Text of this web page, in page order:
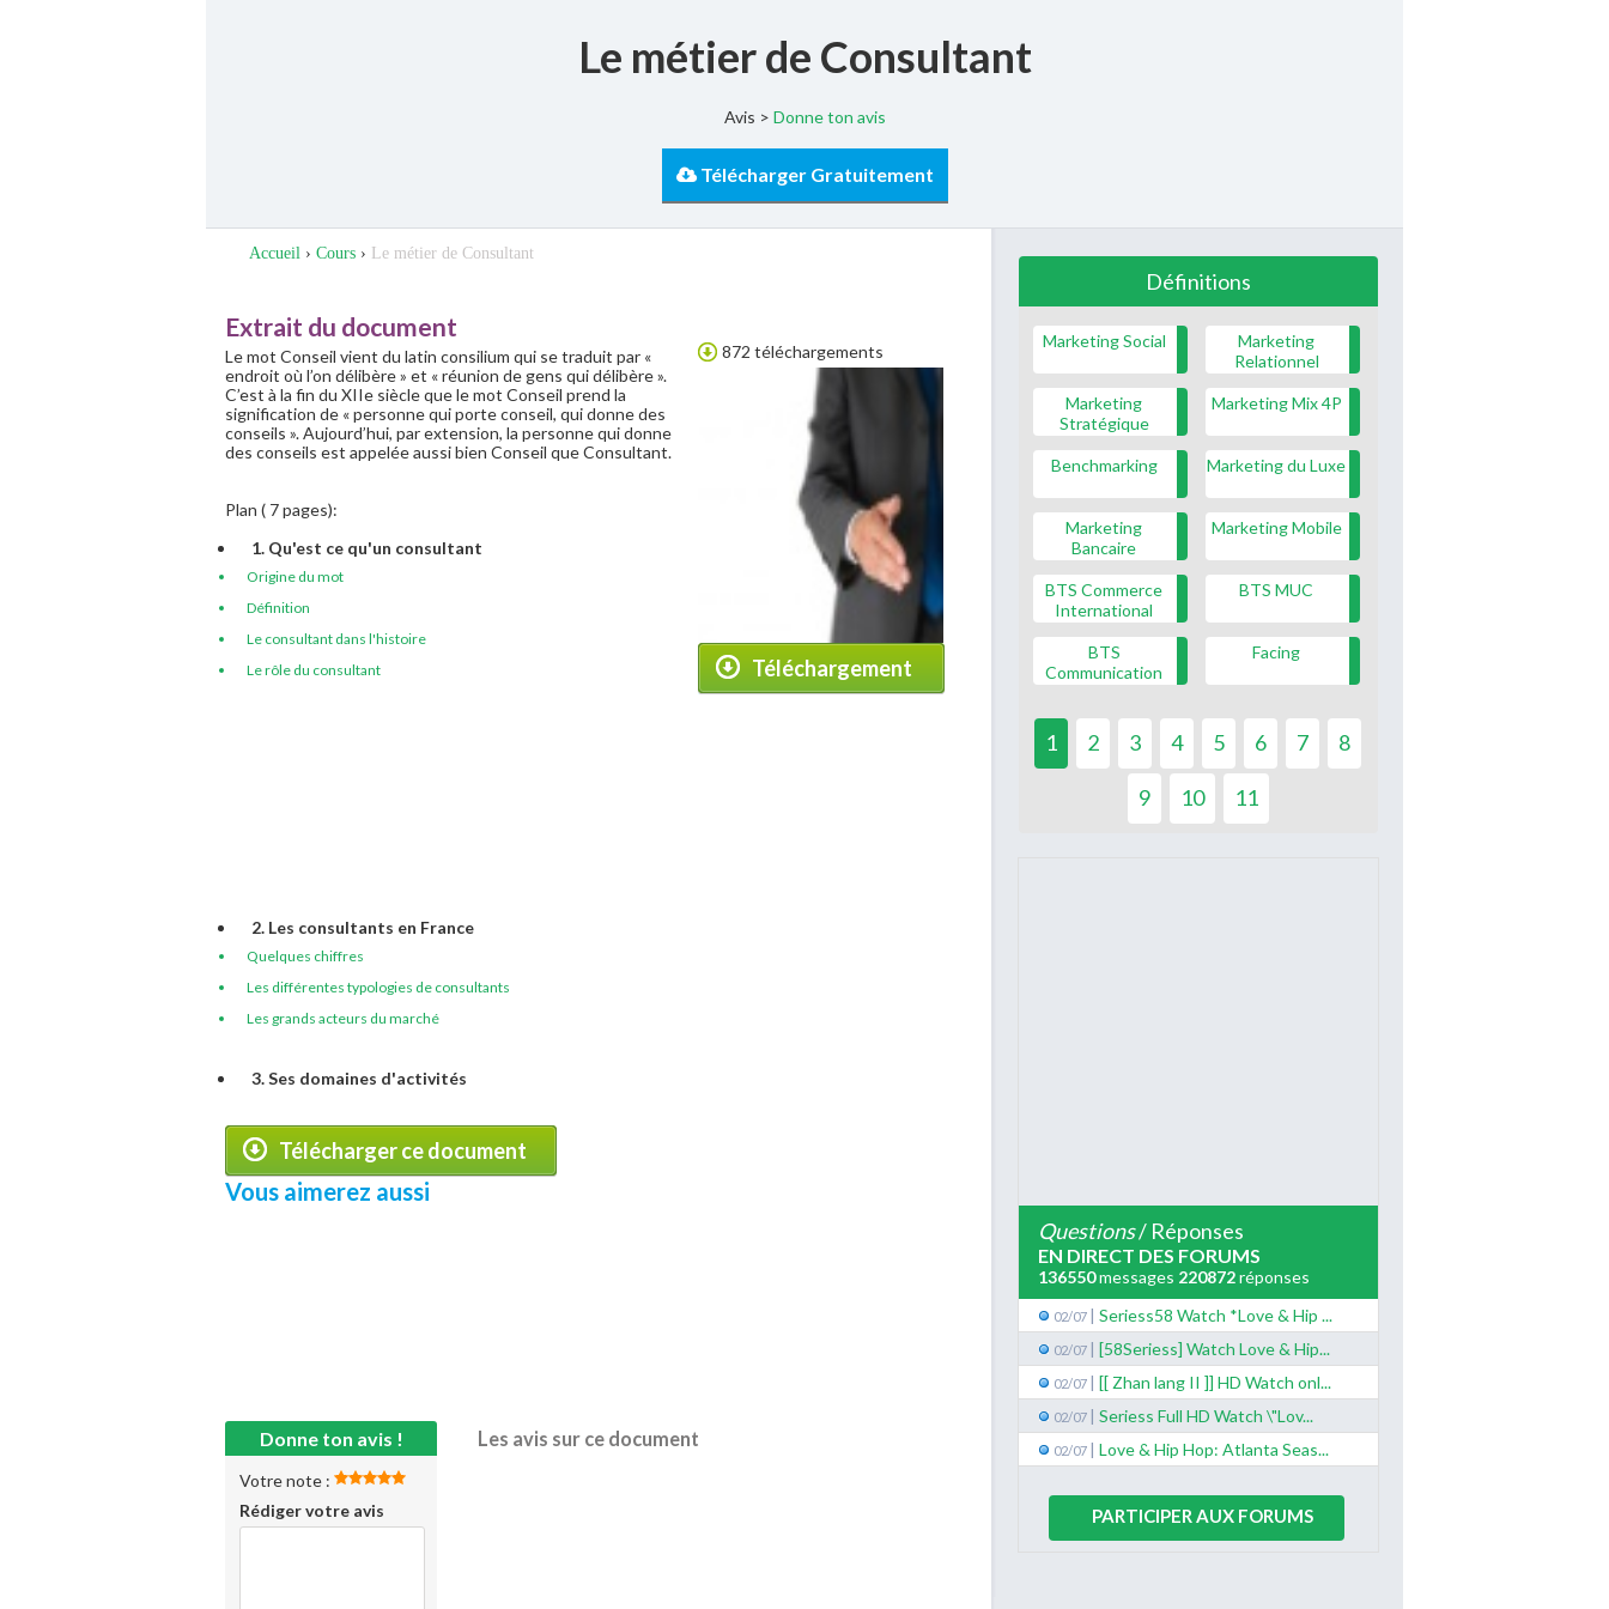
Le métier de Consultant
Avis > Donne ton avis
Télécharger Gratuitement
Accueil › Cours › Le métier de Consultant
Téléchargement
872 téléchargements
Extrait du document
Le mot Conseil vient du latin consilium qui se traduit par «
endroit où l’on délibère » et « réunion de gens qui délibère ».
C’est à la fin du XIIe siècle que le mot Conseil prend la
signification de « personne qui porte conseil, qui donne des
conseils ». Aujourd’hui, par extension, la personne qui donne
des conseils est appelée aussi bien Conseil que Consultant.
Plan ( 7 pages):
1. Qu'est ce qu'un consultant
Origine du mot
Définition
Le consultant dans l'histoire
Le rôle du consultant
2. Les consultants en France
Quelques chiffres
Les différentes typologies de consultants
Les grands acteurs du marché
3. Ses domaines d'activités
Télécharger ce document
Vous aimerez aussi
Donne ton avis !
Votre note :
Rédiger votre avis
Les avis sur ce document
Définitions
Marketing Social
Marketing
Relationnel
Marketing
Stratégique
Marketing Mix 4P
Benchmarking Marketing du Luxe
Marketing
Bancaire
Marketing Mobile
BTS Commerce
International
BTS MUC
BTS
Communication
Facing
1 2 3 4 5 6 7 8
9 10 11
Questions/ Réponses
EN DIRECT DES FORUMS
136550messages 220872réponses
02/07 | Seriess58 Watch *Love & Hip ...
02/07 | [58Seriess] Watch Love & Hip...
02/07 | [[ Zhan lang II ]] HD Watch onl...
02/07 | Seriess Full HD Watch \"Lov...
02/07 | Love & Hip Hop: Atlanta Seas...
PARTICIPER AUX FORUMS